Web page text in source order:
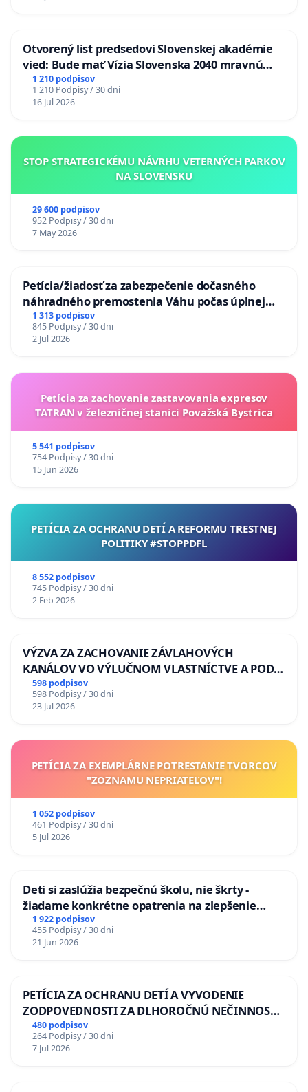
Otvorený list predsedovi Slovenskej akadémie
vied: Bude mať Vízia Slovenska 2040 mravnú
chrbticu?
1 210 podpisov
1 210 Podpisy / 30 dni
16 Jul 2026
STOP STRATEGICKÉMU NÁVRHU VETERNÝCH PARKOV
NA SLOVENSKU
29 600 podpisov
952 Podpisy / 30 dni
7 May 2026
Petícia/žiadosť za zabezpečenie dočasného
náhradného premostenia Váhu počas úplnej
uzávery Vážskeho mosta v Komárne
1 313 podpisov
845 Podpisy / 30 dni
2 Jul 2026
Petícia za zachovanie zastavovania expresov
TATRAN v železničnej stanici Považská Bystrica
5 541 podpisov
754 Podpisy / 30 dni
15 Jun 2026
PETÍCIA ZA OCHRANU DETÍ A REFORMU TRESTNEJ
POLITIKY #STOPPDFL
8 552 podpisov
745 Podpisy / 30 dni
2 Feb 2026
VÝZVA ZA ZACHOVANIE ZÁVLAHOVÝCH
KANÁLOV VO VÝLUČNOM VLASTNÍCTVE A POD
KONTROLOU SLOVENSKEJ REPUBLIKY & žiadosť
na riešenie zanedbaného stavu závlahových a
odvodňovacích kanálov na Slovensku
598 podpisov
598 Podpisy / 30 dni
23 Jul 2026
PETÍCIA ZA EXEMPLÁRNE POTRESTANIE TVORCOV
"ZOZNAMU NEPRIATEĽOV"!
1 052 podpisov
461 Podpisy / 30 dni
5 Jul 2026
Deti si zaslúžia bezpečnú školu, nie škrty -
žiadame konkrétne opatrenia na zlepšenie
situácie v školstve
1 922 podpisov
455 Podpisy / 30 dni
21 Jun 2026
PETÍCIA ZA OCHRANU DETÍ A VYVODENIE
ZODPOVEDNOSTI ZA DLHOROČNÚ NEČINNOSŤ
A ZLYHANIE ŠTÁTU
480 podpisov
264 Podpisy / 30 dni
7 Jul 2026